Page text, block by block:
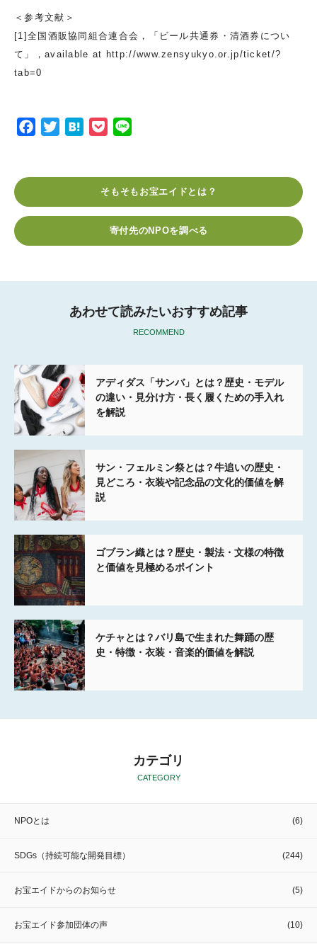
＜参考文献＞
[1]全国酒販協同組合連合会，「ビール共通券・清酒券につい
て」，available at http://www.zensyukyo.or.jp/ticket/?
tab=0
o
e
a
t
そもそもお宝エイドとは？
寄付先のNPOを調べる
あわせて読みたいおすすめ記事
RECOMMEND
アディダス「サンバ」とは？歴史・モデル
の違い・見分け方・長く履くための手入れ
を解説
サン・フェルミン祭とは？牛追いの歴史・
見どころ・衣装や記念品の文化的価値を解
説
ゴブラン織とは？歴史・製法・文様の特徴
と価値を見極めるポイント
ケチャとは？バリ島で生まれた舞踊の歴
史・特徴・衣装・音楽的価値を解説
カテゴリ
CATEGORY
NPOとは (6)
SDGs（持続可能な開発目標） (244)
お宝エイドからのお知らせ (5)
お宝エイド参加団体の声 (10)